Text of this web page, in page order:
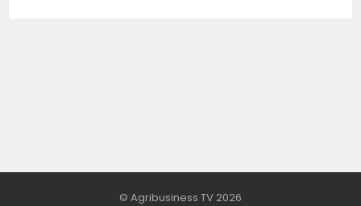
© Agribusiness TV 2026